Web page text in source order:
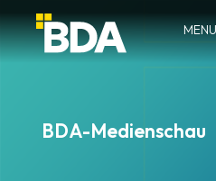
BDA-Medienschau